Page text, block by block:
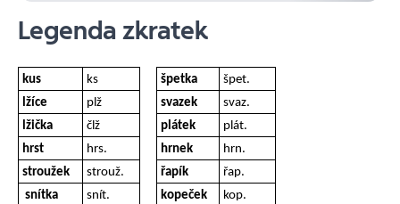
Legenda zkratek
kus ks špetka
špet.
lžíce
plž svazek
svaz.
lžička
člž plátek
plát.
hrst
hrs. hrnek
hrn.
stroužek
strouž. řapík
řap.
snítka
snít. kopeček kop.